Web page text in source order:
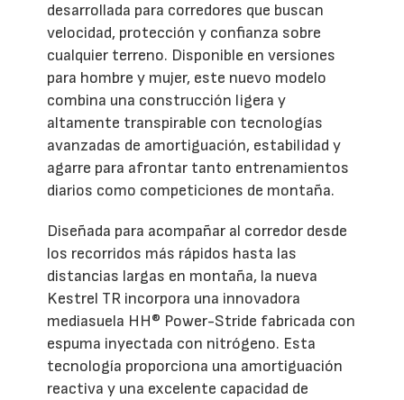
desarrollada para corredores que buscan
velocidad, protección y confianza sobre
cualquier terreno. Disponible en versiones
para hombre y mujer, este nuevo modelo
combina una construcción ligera y
altamente transpirable con tecnologías
avanzadas de amortiguación, estabilidad y
agarre para afrontar tanto entrenamientos
diarios como competiciones de montaña.
Diseñada para acompañar al corredor desde
los recorridos más rápidos hasta las
distancias largas en montaña, la nueva
Kestrel TR incorpora una innovadora
mediasuela HH® Power-Stride fabricada con
espuma inyectada con nitrógeno. Esta
tecnología proporciona una amortiguación
reactiva y una excelente capacidad de